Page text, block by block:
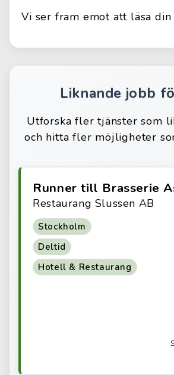
Vi ser fram emot att läsa din
Liknande jobb
Utforska fler tjänster som
och hitta fler möjligheter
Runner till Brasserie
Restaurang Slussen AB
Stockholm
Deltid
Hotell & Restaurang